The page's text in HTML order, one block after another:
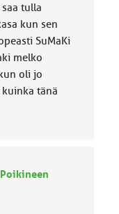
tulla
kun sen
SuMaKi
melko
oli jo
tänä
Poikineen